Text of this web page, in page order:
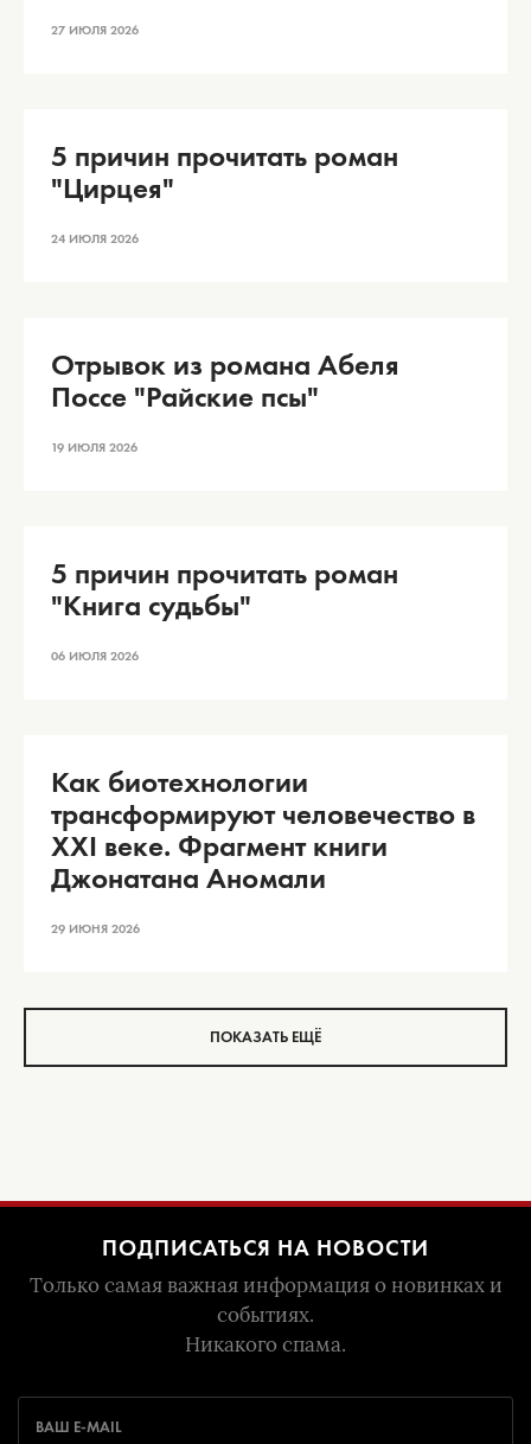
27 ИЮЛЯ 2026
5 причин прочитать роман
"Цирцея"
24 ИЮЛЯ 2026
Отрывок из романа Абеля
Поссе "Райские псы"
19 ИЮЛЯ 2026
5 причин прочитать роман
"Книга судьбы"
06 ИЮЛЯ 2026
Как биотехнологии
трансформируют человечество в
XXI веке. Фрагмент книги
Джонатана Аномали
29 ИЮНЯ 2026
ПОКАЗАТЬ ЕЩЁ
ПОДПИСАТЬСЯ НА НОВОСТИ
Только самая важная информация о новинках и
событиях.
Никакого спама.